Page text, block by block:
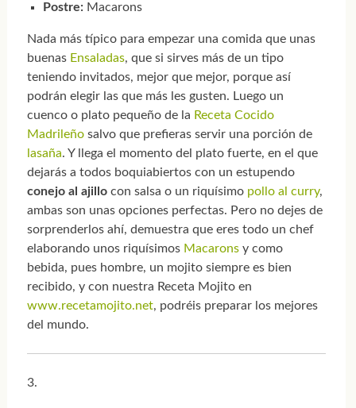
Postre: Macarons
Nada más típico para empezar una comida que unas
buenas Ensaladas, que si sirves más de un tipo
teniendo invitados, mejor que mejor, porque así
podrán elegir las que más les gusten. Luego un
cuenco o plato pequeño de la Receta Cocido
Madrileño salvo que prefieras servir una porción de
lasaña. Y llega el momento del plato fuerte, en el que
dejarás a todos boquiabiertos con un estupendo
conejo al ajillo con salsa o un riquísimo pollo al curry,
ambas son unas opciones perfectas. Pero no dejes de
sorprenderlos ahí, demuestra que eres todo un chef
elaborando unos riquísimos Macarons y como
bebida, pues hombre, un mojito siempre es bien
recibido, y con nuestra Receta Mojito en
www.recetamojito.net, podréis preparar los mejores
del mundo.